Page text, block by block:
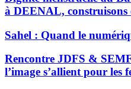
à DEENAL, construisons
Sahel : Quand le
Rencontre JDFS &
l’image s’allient pour les